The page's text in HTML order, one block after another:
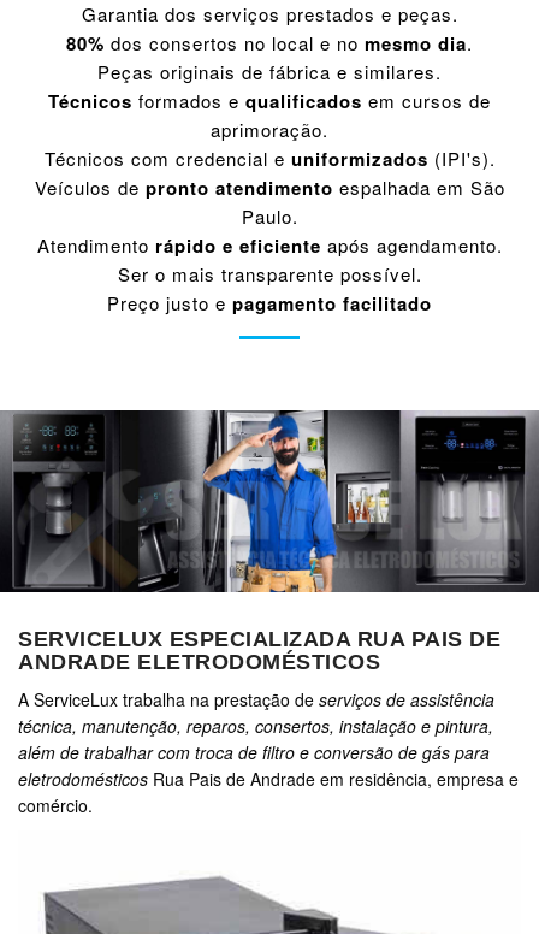
Garantia dos serviços prestados e peças.
80% dos consertos no local e no mesmo dia.
Peças originais de fábrica e similares.
Técnicos formados e qualificados em cursos de
aprimoração.
Técnicos com credencial e uniformizados (IPI's).
Veículos de pronto atendimento espalhada em São
Paulo.
Atendimento rápido e eficiente após agendamento.
Ser o mais transparente possível.
Preço justo e pagamento facilitado
SERVICELUX ESPECIALIZADA RUA PAIS DE
ANDRADE ELETRODOMÉSTICOS
A ServiceLux trabalha na prestação de serviços de assistência
técnica, manutenção, reparos, consertos, instalação e pintura,
além de trabalhar com troca de filtro e conversão de gás para
eletrodomésticos Rua Pais de Andrade em residência, empresa e
comércio.